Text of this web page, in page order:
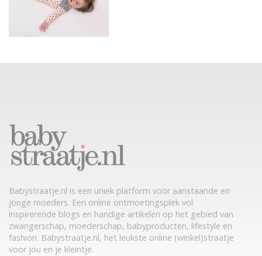
Babystraatje.nl is een uniek platform voor aanstaande en
jonge moeders. Een online ontmoetingsplek vol
inspirerende blogs en handige artikelen op het gebied van
zwangerschap, moederschap, babyproducten, lifestyle en
fashion. Babystraatje.nl, het leukste online (winkel)straatje
voor jou en je kleintje.